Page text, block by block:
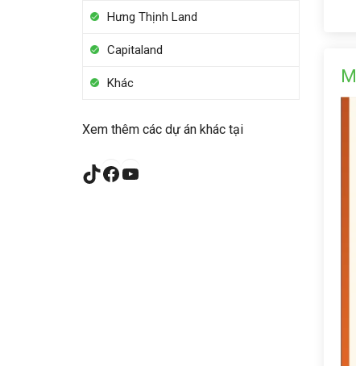
Hưng Thịnh Land
Capitaland
Khác
Xem thêm các dự án khác tại
TikTok
Facebook